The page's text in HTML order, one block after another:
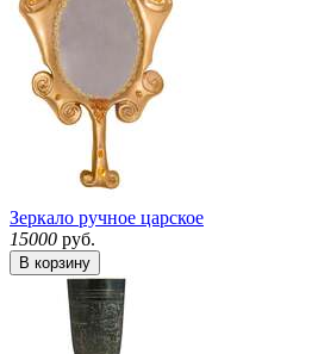
Зеркало ручное царское
15000 руб.
В корзину